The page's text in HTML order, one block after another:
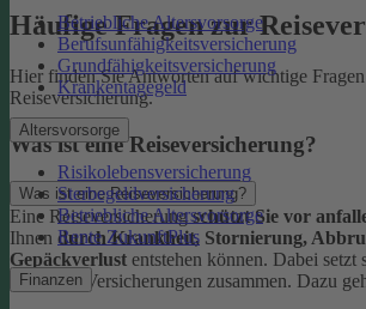
Betriebliche Altersvorsorge
Berufsunfähigkeitsversicherung
Grundfähigkeitsversicherung
Krankentagegeld
Altersvorsorge
Risikolebensversicherung
Sterbegeldversicherung
Betriebliche Altersvorsorge
Rente ZukunftPlus
Finanzen
Häufige Fragen zur
Hier finden Sie Antworten auf wichtige
Reiseversicherung.
Was ist eine Reiseversicherung?
Was ist eine Reiseversicherung?
Eine Reiseversicherungschützt Sie vor
Ihnen durch Krankheit, Stornierung,
Gepäckverlust entstehen können. Dabei setzt
mehreren Versicherungen zusammen. Dazu